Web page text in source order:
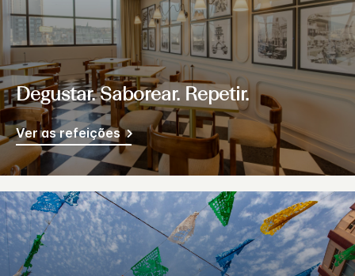
Degustar. Saborear. Repetir.
Ver as refeições